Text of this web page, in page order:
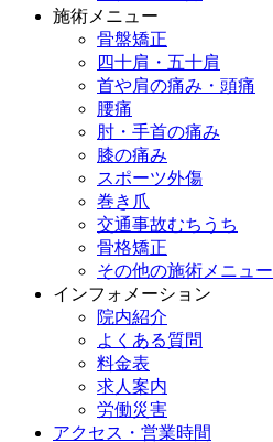
施術メニュー
骨盤矯正
四十肩・五十肩
首や肩の痛み・頭痛
腰痛
肘・手首の痛み
膝の痛み
スポーツ外傷
巻き爪
交通事故むちうち
骨格矯正
その他の施術メニュー
インフォメーション
院内紹介
よくある質問
料金表
求人案内
労働災害
アクセス・営業時間